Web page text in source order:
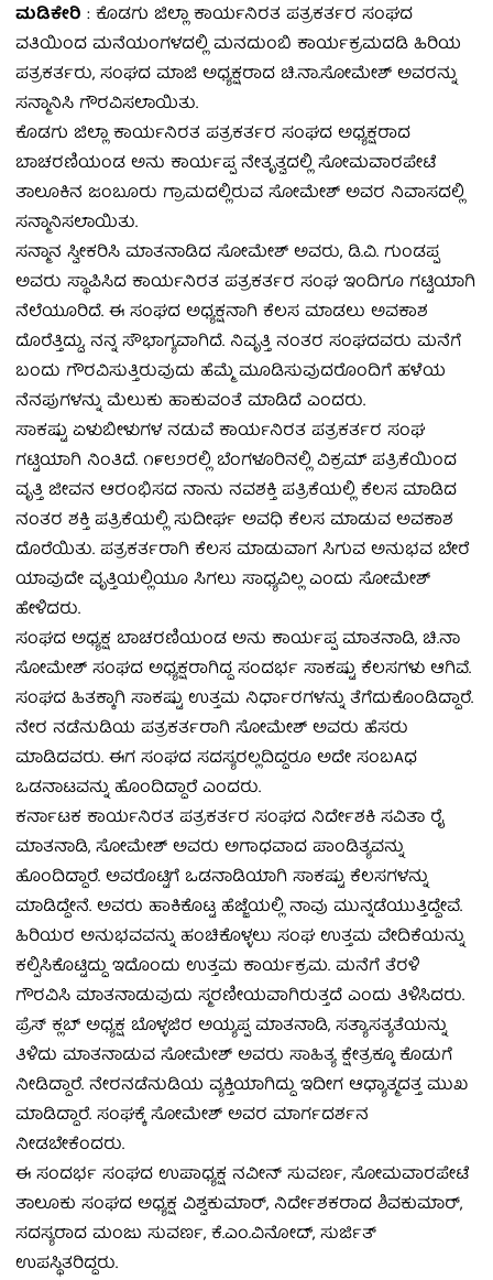
ಮಡಿಕೇರಿ : ಕೊಡಗು ಜಿಲ್ಲಾ ಕಾರ್ಯನಿರತ ಪತ್ರಕರ್ತರ ಸಂಘದ
ವತಿಯಿಂದ ಮನೆಯಂಗಳದಲ್ಲಿ ಮನದುಂಬಿ ಕಾರ್ಯಕ್ರಮದಡಿ ಹಿರಿಯ
ಪತ್ರಕರ್ತರು, ಸಂಘದ ಮಾಜಿ ಅಧ್ಯಕ್ಷರಾದ ಚಿ.ನಾ.ಸೋಮೇಶ್ ಅವರನ್ನು
ಸನ್ಮಾನಿಸಿ ಗೌರವಿಸಲಾಯಿತು.
ಕೊಡಗು ಜಿಲ್ಲಾ ಕಾರ್ಯನಿರತ ಪತ್ರಕರ್ತರ ಸಂಘದ ಅಧ್ಯಕ್ಷರಾದ
ಬಾಚರಣಿಯಂಡ ಅನು ಕಾರ್ಯಪ್ಪ ನೇತೃತ್ವದಲ್ಲಿ ಸೋಮವಾರಪೇಟೆ
ತಾಲೂಕಿನ ಜಂಬೂರು ಗ್ರಾಮದಲ್ಲಿರುವ ಸೋಮೇಶ್ ಅವರ ನಿವಾಸದಲ್ಲಿ
ಸನ್ಮಾನಿಸಲಾಯಿತು.
ಸನ್ಮಾನ ಸ್ವೀಕರಿಸಿ ಮಾತನಾಡಿದ ಸೋಮೇಶ್ ಅವರು, ಡಿ.ವಿ. ಗುಂಡಪ್ಪ
ಅವರು ಸ್ಥಾಪಿಸಿದ ಕಾರ್ಯನಿರತ ಪತ್ರಕರ್ತರ ಸಂಘ ಇಂದಿಗೂ ಗಟ್ಟಿಯಾಗಿ
ನೆಲೆಯೂರಿದೆ. ಈ ಸಂಘದ ಅಧ್ಯಕ್ಷನಾಗಿ ಕೆಲಸ ಮಾಡಲು ಅವಕಾಶ
ದೊರೆತ್ತಿದ್ದು, ನನ್ನ ಸೌಭಾಗ್ಯವಾಗಿದೆ. ನಿವೃತ್ತಿ ನಂತರ ಸಂಘದವರು ಮನೆಗೆ
ಬಂದು ಗೌರವಿಸುತ್ತಿರುವುದು ಹೆಮ್ಮೆ ಮೂಡಿಸುವುದರೊಂದಿಗೆ ಹಳೆಯ
ನೆನಪುಗಳನ್ನು ಮೆಲುಕು ಹಾಕುವಂತೆ ಮಾಡಿದೆ ಎಂದರು.
ಸಾಕಷ್ಟು ಏಳುಬೀಳುಗಳ ನಡುವೆ ಕಾರ್ಯನಿರತ ಪತ್ರಕರ್ತರ ಸಂಘ
ಗಟ್ಟಿಯಾಗಿ ನಿಂತಿದೆ. ೧೯೮೨ರಲ್ಲಿ ಬೆಂಗಳೂರಿನಲ್ಲಿ ವಿಕ್ರಮ್ ಪತ್ರಿಕೆಯಿಂದ
ವೃತ್ತಿ ಜೀವನ ಆರಂಭಿಸದ ನಾನು ನವಶಕ್ತಿ ಪತ್ರಿಕೆಯಲ್ಲಿ ಕೆಲಸ ಮಾಡಿದ
ನಂತರ ಶಕ್ತಿ ಪತ್ರಿಕೆಯಲ್ಲಿ ಸುದೀರ್ಘ ಅವಧಿ ಕೆಲಸ ಮಾಡುವ ಅವಕಾಶ
ದೊರೆಯಿತು. ಪತ್ರಕರ್ತರಾಗಿ ಕೆಲಸ ಮಾಡುವಾಗ ಸಿಗುವ ಅನುಭವ ಬೇರೆ
ಯಾವುದೇ ವೃತ್ತಿಯಲ್ಲಿಯೂ ಸಿಗಲು ಸಾಧ್ಯವಿಲ್ಲ ಎಂದು ಸೋಮೇಶ್
ಹೇಳಿದರು.
ಸಂಘದ ಅಧ್ಯಕ್ಷ ಬಾಚರಣಿಯಂಡ ಅನು ಕಾರ್ಯಪ್ಪ ಮಾತನಾಡಿ, ಚಿ.ನಾ
ಸೋಮೇಶ್ ಸಂಘದ ಅಧ್ಯಕ್ಷರಾಗಿದ್ದ ಸಂದರ್ಭ ಸಾಕಷ್ಟು ಕೆಲಸಗಳು ಆಗಿವೆ.
ಸಂಘದ ಹಿತಕ್ಕಾಗಿ ಸಾಕಷ್ಟು ಉತ್ತಮ ನಿರ್ಧಾರಗಳನ್ನು ತೆಗೆದುಕೊಂಡಿದ್ದಾರೆ.
ನೇರ ನಡೆನುಡಿಯ ಪತ್ರಕರ್ತರಾಗಿ ಸೋಮೇಶ್ ಅವರು ಹೆಸರು
ಮಾಡಿದವರು. ಈಗ ಸಂಘದ ಸದಸ್ಯರಲ್ಲದಿದ್ದರೂ ಅದೇ ಸಂಬAಧ
ಒಡನಾಟವನ್ನು ಹೊಂದಿದ್ದಾರೆ ಎಂದರು.
ಕರ್ನಾಟಕ ಕಾರ್ಯನಿರತ ಪತ್ರಕರ್ತರ ಸಂಘದ ನಿರ್ದೇಶಕಿ ಸವಿತಾ ರೈ
ಮಾತನಾಡಿ, ಸೋಮೇಶ್ ಅವರು ಅಗಾಧವಾದ ಪಾಂಡಿತ್ಯವನ್ನು
ಹೊಂದಿದ್ದಾರೆ. ಅವರೊಟ್ಟಿಗೆ ಒಡನಾಡಿಯಾಗಿ ಸಾಕಷ್ಟು ಕೆಲಸಗಳನ್ನು
ಮಾಡಿದ್ದೇನೆ. ಅವರು ಹಾಕಿಕೊಟ್ಟ ಹೆಜ್ಜೆಯಲ್ಲಿ ನಾವು ಮುನ್ನಡೆಯುತ್ತಿದ್ದೇವೆ.
ಹಿರಿಯರ ಅನುಭವವನ್ನು ಹಂಚಿಕೊಳ್ಳಲು ಸಂಘ ಉತ್ತಮ ವೇದಿಕೆಯನ್ನು
ಕಲ್ಪಿಸಿಕೊಟ್ಟಿದ್ದು ಇದೊಂದು ಉತ್ತಮ ಕಾರ್ಯಕ್ರಮ. ಮನೆಗೆ ತೆರಳಿ
ಗೌರವಿಸಿ ಮಾತನಾಡುವುದು ಸ್ಮರಣೀಯವಾಗಿರುತ್ತದೆ ಎಂದು ತಿಳಿಸಿದರು.
ಪ್ರೆಸ್ ಕ್ಲಬ್ ಅಧ್ಯಕ್ಷ ಬೊಳ್ಳಜಿರ ಅಯ್ಯಪ್ಪ ಮಾತನಾಡಿ, ಸತ್ಯಾಸತ್ಯತೆಯನ್ನು
ತಿಳಿದು ಮಾತನಾಡುವ ಸೋಮೇಶ್ ಅವರು ಸಾಹಿತ್ಯ ಕ್ಷೇತ್ರಕ್ಕೂ ಕೊಡುಗೆ
ನೀಡಿದ್ದಾರೆ. ನೇರನಡೆನುಡಿಯ ವ್ಯಕ್ತಿಯಾಗಿದ್ದು ಇದೀಗ ಆಧ್ಯಾತ್ಮದತ್ತ ಮುಖ
ಮಾಡಿದ್ದಾರೆ. ಸಂಘಕ್ಕೆ ಸೋಮೇಶ್ ಅವರ ಮಾರ್ಗದರ್ಶನ
ನೀಡಬೇಕೆಂದರು.
ಈ ಸಂದರ್ಭ ಸಂಘದ ಉಪಾಧ್ಯಕ್ಷ ನವೀನ್ ಸುವರ್ಣ, ಸೋಮವಾರಪೇಟೆ
ತಾಲೂಕು ಸಂಘದ ಅಧ್ಯಕ್ಷ ವಿಶ್ವಕುಮಾರ್, ನಿರ್ದೇಶಕರಾದ ಶಿವಕುಮಾರ್,
ಸದಸ್ಯರಾದ ಮಂಜು ಸುವರ್ಣ, ಕೆ.ಎಂ.ವಿನೋದ್, ಸುರ್ಜಿತ್
ಉಪಸ್ಥಿತರಿದ್ದರು.